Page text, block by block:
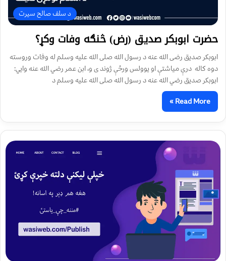
د سلف صالح سیرت
حضرت ابوبکر صديق (رض) څنګه وفات وکړ؟
ابوبکر صديق رضی الله عنه د رسول الله صلی الله عليه وسلم له وفات وروسته
دوه کاله درې مياشتې او يوولس ورځې ژوند ی و، ابن عمر رضي الله عنه وايي:
ابوبکر صديق رضي الله عنه د رسول الله صلی الله عليه وسلم د
Read More »